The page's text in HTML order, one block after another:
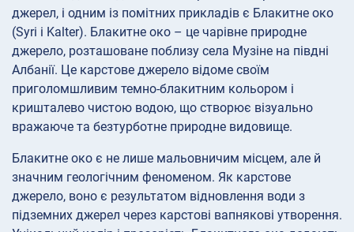
джерел, і одним із помітних прикладів є Блакитне око
(Syri i Kalter). Блакитне око – це чарівне природне
джерело, розташоване поблизу села Музіне на півдні
Албанії. Це карстове джерело відоме своїм
приголомшливим темно-блакитним кольором і
кришталево чистою водою, що створює візуально
вражаюче та безтурботне природне видовище.
Блакитне око є не лише мальовничим місцем, але й
значним геологічним феноменом. Як карстове
джерело, воно є результатом відновлення води з
підземних джерел через карстові вапнякові утворення.